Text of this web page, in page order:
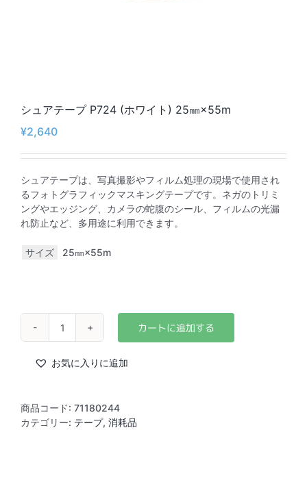
シュアテープ P724 (ホワイト) 25㎜×55m
¥2,640
シュアテープは、写真撮影やフィルム処理の現場で使用され
るフォトグラフィックマスキングテープです。ネガのトリミ
ングやエッジング、カメラの蛇腹のシール、フィルムの光漏
れ防止など、多用途に利用できます。
サイズ 25㎜×55m
シ
ア
プ
P724
お気に入りに追加
商品コード: 71180244
カテゴリー: テープ, 消耗品